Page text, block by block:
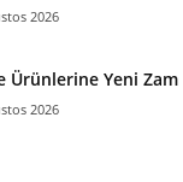
2026
Ürünlerine Yeni Zam
2026